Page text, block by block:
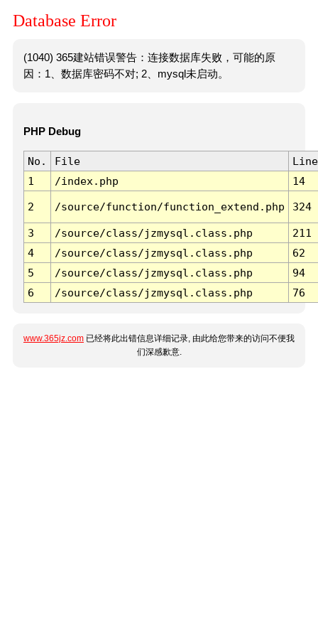
Database Error
(1040) 365建站错误警告：连接数据库失败，可能的原
因：1、数据库密码不对; 2、mysql未启动。
PHP Debug
No. File
Line
1
/index.php 14
2 /source/function/function_extend.php 324
3 /source/class/jzmysql.class.php
211
4
/source/class/jzmysql.class.php
62
5
/source/class/jzmysql.class.php
94
6
/source/class/jzmysql.class.php 76
www.365jz.com 已经将此出错信息详细记录, 由此给您带来的访问不便我
们深感歉意.